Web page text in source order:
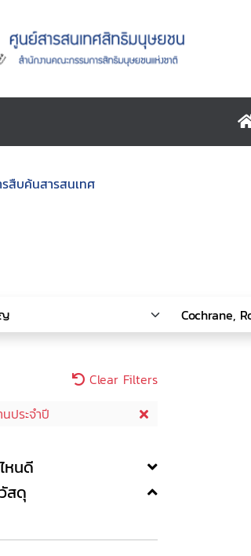
สืบค้นสารสนเทศ
Clear Filters
ประจำปี
หนดี
สดุ